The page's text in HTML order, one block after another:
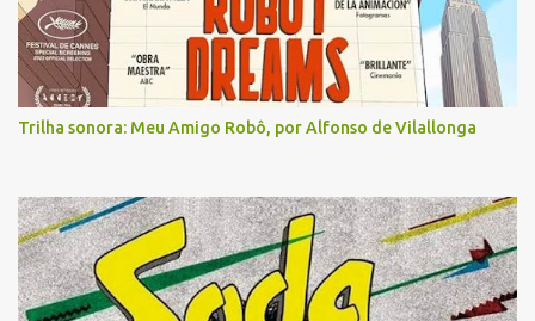
Trilha sonora: Meu Amigo Robô, por Alfonso de Vilallonga